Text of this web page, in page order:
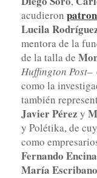
acudieron
Lucila
mentora de la
de la talla de
Huffington Post–
como la
también
Javier Pérez y
y Polétika, de
como
Fernando
María Escribano